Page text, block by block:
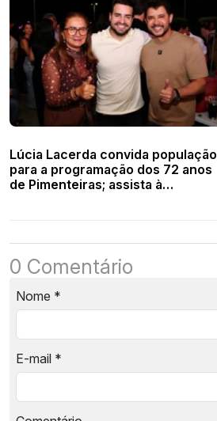
Lúcia Lacerda convida população
para a programação dos 72 anos
de Pimenteiras; assista à
0 Comentário
Nome *
E-mail *